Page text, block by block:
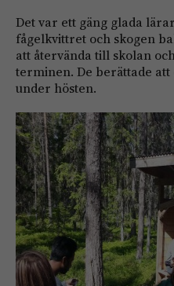
Det var ett gäng glada
fågelkvittret och skogen
att återvända till skolan
terminen. De berättade
under hösten.